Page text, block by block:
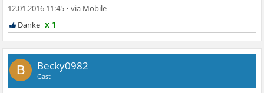
12.01.2016 11:45 •
x 1
B Becky0982
Gast